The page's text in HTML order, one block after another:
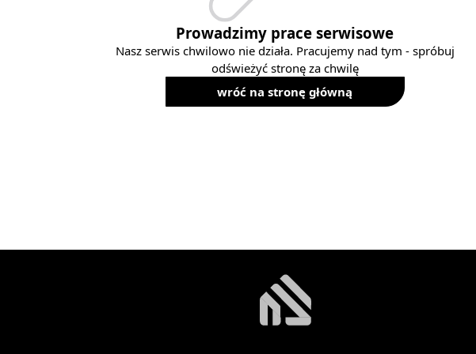
Prowadzimy prace serwisowe
Nasz serwis chwilowo nie działa. Pracujemy nad tym - spróbuj
odświeżyć stronę za chwilę
wróć na stronę główną